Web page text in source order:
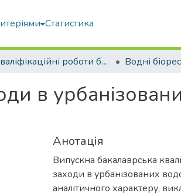
Статистика
Кваліфікаційні роботи бакалаврів
в
Анотація
Випускна бакалаврська
заходи в урбанізованих
аналітичного характеру,